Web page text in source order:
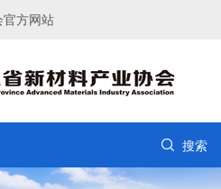
官方网站
 搜索